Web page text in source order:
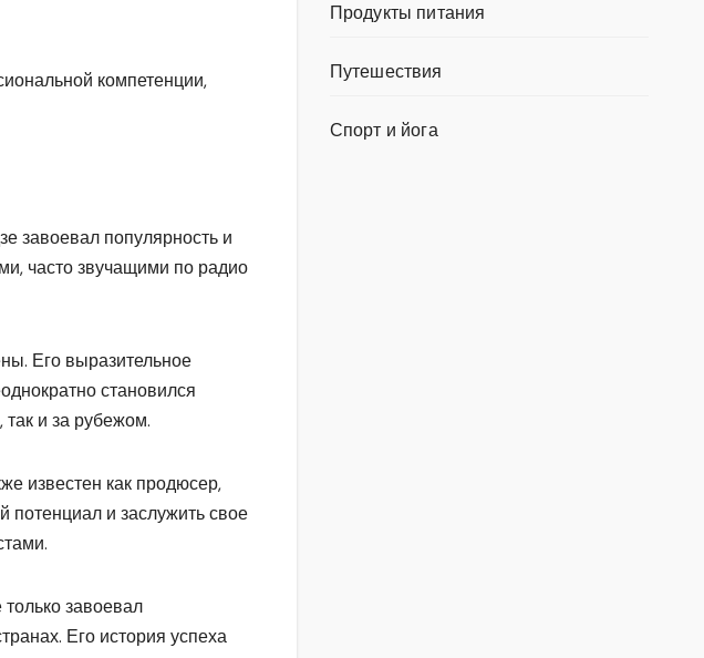
компетенции,
завоевал популярность и
часто звучащими по радио
Его выразительное
становился
и за рубежом.
известен как продюсер,
и заслужить свое
завоевал
Его история успеха
Продукты питания
Путешествия
Спорт и йога